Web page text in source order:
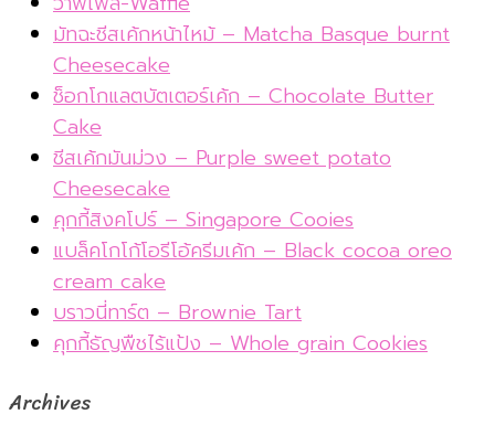
มัทฉะชีสเค้กหน้าไหม้ – Matcha Basque burnt
Cheesecake
ช็อกโกแลตบัตเตอร์เค้ก – Chocolate Butter
Cake
ชีสเค้กมันม่วง – Purple sweet potato
Cheesecake
คุกกี้สิงคโปร์ – Singapore Cooies
แบล็คโกโก้โอรีโอ้ครีมเค้ก – Black cocoa oreo
cream cake
บราวนี่ทาร์ต – Brownie Tart
คุกกี้ธัญพืชไร้แป้ง – Whole grain Cookies
Archives